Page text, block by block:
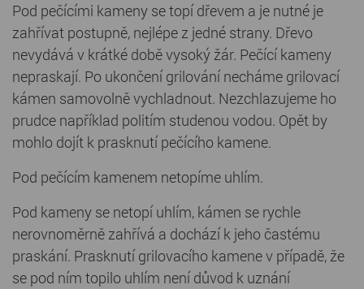
Pod pečícími kameny se topí dřevem a je nutné je
zahřívat postupně, nejlépe z jedné strany. Dřevo
nevydává v krátké době vysoký žár. Pečící kameny
nepraskají. Po ukončení grilování necháme grilovací
kámen samovolně vychladnout. Nezchlazujeme ho
prudce například politím studenou vodou. Opět by
mohlo dojít k prasknutí pečícího kamene.
Pod pečícím kamenem netopíme uhlím.
Pod kameny se netopí uhlím, kámen se rychle
nerovnoměrně zahřívá a dochází k jeho častému
praskání. Prasknutí grilovacího kamene v případě, že
se pod ním topilo uhlím není důvod k uznání